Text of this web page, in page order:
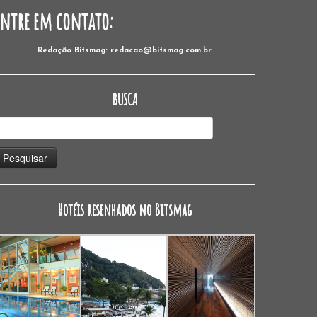
em contato:
Redação Bitsmag: redacao@bitsmag.com.br
BUSCA
Hotéis resenhados no Bitsmag